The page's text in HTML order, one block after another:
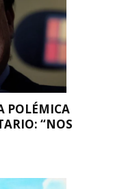
POLÉMICA
“NOS